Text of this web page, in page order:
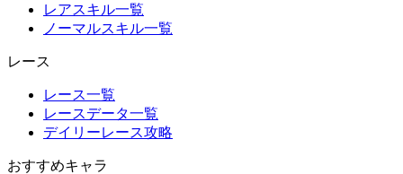
レアスキル一覧
ノーマルスキル一覧
レース
レース一覧
レースデータ一覧
デイリーレース攻略
おすすめキャラ